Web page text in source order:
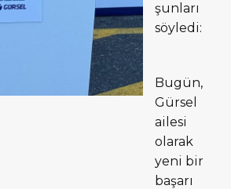
şunları
söyledi:
Bugün,
Gürsel
ailesi
olarak
yeni bir
başarı